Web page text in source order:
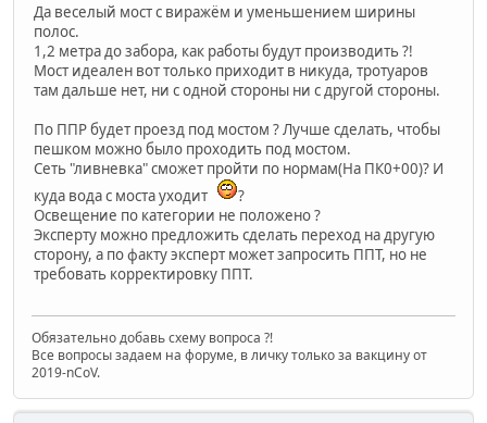
Да веселый мост с виражём и уменьшением ширины
полос.
1,2 метра до забора, как работы будут производить ?!
Мост идеален вот только приходит в никуда, тротуаров
там дальше нет, ни с одной стороны ни с другой стороны.
По ППР будет проезд под мостом ? Лучше сделать, чтобы
пешком можно было проходить под мостом.
Сеть "ливневка" сможет пройти по нормам(На ПК0+00)? И
куда вода с моста уходит
?
Освещение по категории не положено ?
Эксперту можно предложить сделать переход на другую
сторону, а по факту эксперт может запросить ППТ, но не
требовать корректировку ППТ.
Обязательно добавь схему вопроса ?!
Все вопросы задаем на форуме, в личку только за вакцину от
2019-nCoV.